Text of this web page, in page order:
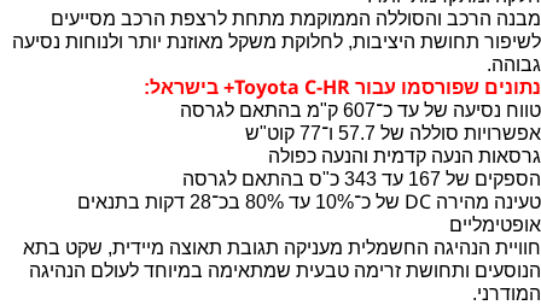
מבנה הרכב והסוללה הממוקמת מתחת לרצפת הרכב מסייעים
לשיפור תחושת היציבות, לחלוקת משקל מאוזנת יותר ולנוחות נסיעה
גבוהה.
נתונים שפורסמו עבור Toyota C-HR+ בישראל:
טווח נסיעה של עד כ־607 ק"מ בהתאם לגרסה
אפשרויות סוללה של 57.7 ו־77 קוט"ש
גרסאות הנעה קדמית והנעה כפולה
הספקים של 167 עד 343 כ"ס בהתאם לגרסה
טעינה מהירה DC
של כ־10% עד 80% בכ־28 דקות בתנאים
אופטימליים
חוויית הנהיגה החשמלית מעניקה תגובת תאוצה מיידית, שקט בתא
הנוסעים ותחושת זרימה טבעית שמתאימה במיוחד לעולם הנהיגה
המודרני.